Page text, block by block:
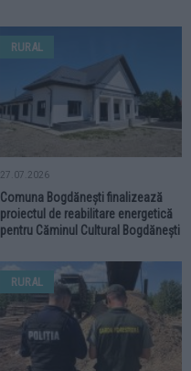
RURAL
27.07.2026
Comuna Bogdănești finalizează
proiectul de reabilitare energetică
pentru Căminul Cultural Bogdănești
RURAL